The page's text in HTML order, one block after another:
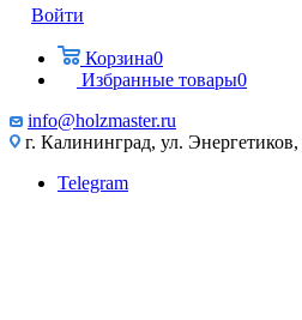
Войти
Корзина0
Избранные товары0
info@holzmaster.ru
г. Калининград, ул. Энергетиков,
Telegram